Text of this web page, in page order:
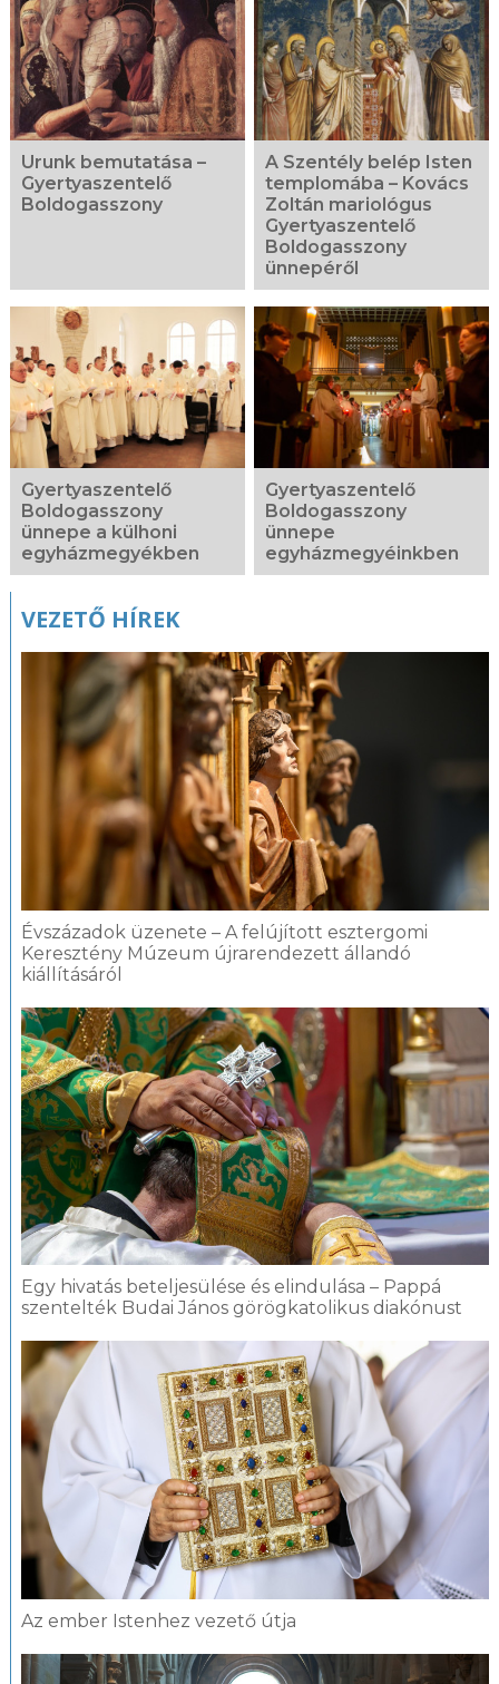
Urunk bemutatása –
Gyertyaszentelő
Boldogasszony
A Szentély belép Isten
templomába – Kovács
Zoltán mariológus
Gyertyaszentelő
Boldogasszony
ünnepéről
Gyertyaszentelő
Boldogasszony
ünnepe a külhoni
egyházmegyékben
Gyertyaszentelő
Boldogasszony
ünnepe
egyházmegyéinkben
VEZETŐ HÍREK
Évszázadok üzenete – A felújított esztergomi
Keresztény Múzeum újrarendezett állandó
kiállításáról
Egy hivatás beteljesülése és elindulása – Pappá
szentelték Budai János görögkatolikus diakónust
Az ember Istenhez vezető útja